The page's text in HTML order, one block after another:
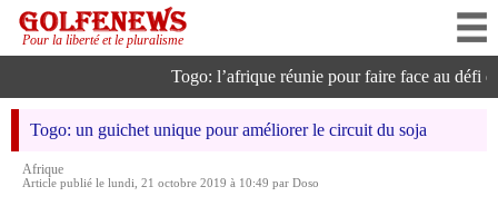
Pour la liberté et le pluralisme
Togo: l’afrique réunie pour faire face au défi
Togo: un guichet unique pour améliorer le circuit du soja
Afrique
Article publié le lundi, 21 octobre 2019 à 10:49 par Doso